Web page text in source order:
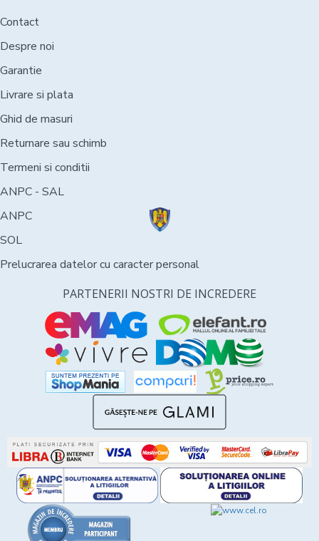
Contact
Despre noi
Garantie
Livrare si plata
Ghid de masuri
Returnare sau schimb
Termeni si conditii
ANPC - SAL
ANPC
SOL
Prelucrarea datelor cu caracter personal
PARTENERII NOSTRI DE INCREDERE